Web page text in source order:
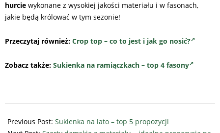
hurcie wykonane z wysokiej jakości materiału i w fasonach,
jakie będą królować w tym sezonie!
Przeczytaj również: Crop top – co to jest i jak go nosić?
Zobacz także: Sukienka na ramiączkach – top 4 fasony
06-
Previous Post: Sukienka na lato – top 5 propozycji